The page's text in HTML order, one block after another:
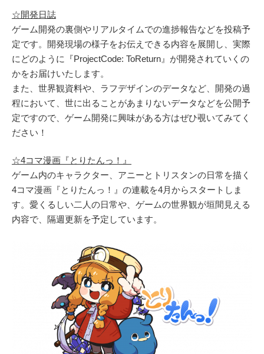
☆開発日誌
ゲーム開発の裏側やリアルタイムでの進捗報告などを投稿予
定です。開発現場の様子をお伝えできる内容を展開し、実際
にどのように『ProjectCode: ToReturn』が開発されていくの
かをお届けいたします。
また、世界観資料や、ラフデザインのデータなど、開発の過
程において、世に出ることがあまりないデータなどを公開予
定ですので、ゲーム開発に興味がある方はぜひ覗いてみてく
ださい！
☆4コマ漫画『とりたんっ！』
ゲーム内のキャラクター、アニーとトリスタンの日常を描く
4コマ漫画『とりたんっ！』の連載を4月からスタートしま
す。愛くるしい二人の日常や、ゲームの世界観が垣間見える
内容で、隔週更新を予定しています。